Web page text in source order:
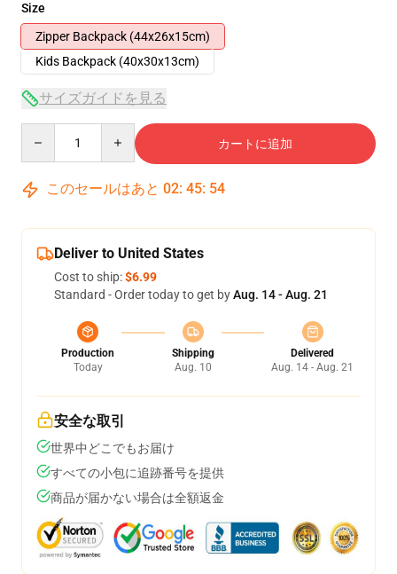
Size
Zipper Backpack (44x26x15cm)
Kids Backpack (40x30x13cm)
サイズガイドを見る
カートに追加
このセールはあと 02: 45: 54
Deliver to United States
Cost to ship:$6.99
Standard - Order today to get byAug. 14 - Aug. 21
Production
Today
Shipping
Aug. 10
Delivered
Aug. 14 - Aug. 21
安全な取引
世界中どこでもお届け
すべての小包に追跡番号を提供
商品が届かない場合は全額返金